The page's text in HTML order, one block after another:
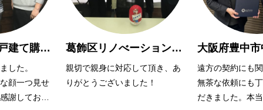
葛飾区リノべーションマンション購入 O様
て頂き、あ
た！
大阪府豊中市中古マンション購入Y様
遠方の契約にも関わらず、また
無茶な依頼にも丁寧に対応いた
大変お世話にな
無理を言っても
ず、努力いただ